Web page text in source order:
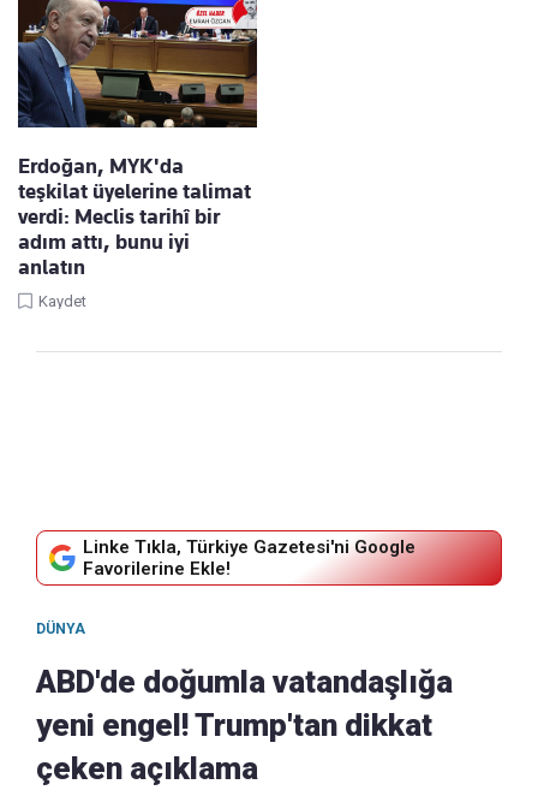
Erdoğan, MYK'da
teşkilat üyelerine talimat
verdi: Meclis tarihî bir
adım attı, bunu iyi
anlatın
Kaydet
Linke Tıkla, Türkiye Gazetesi'ni Google
Favorilerine Ekle!
DÜNYA
ABD'de doğumla vatandaşlığa
yeni engel! Trump'tan dikkat
çeken açıklama